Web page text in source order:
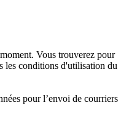
Vous trouverez pour
les conditions d'utilisation du
pour l’envoi de courriers